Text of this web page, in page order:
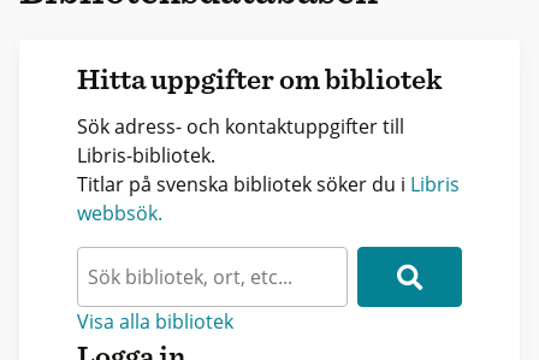
Hitta uppgifter om bibliotek
Sök adress- och kontaktuppgifter till
Libris-bibliotek.
Titlar på svenska bibliotek söker du i Libris
webbsök.
Visa alla bibliotek